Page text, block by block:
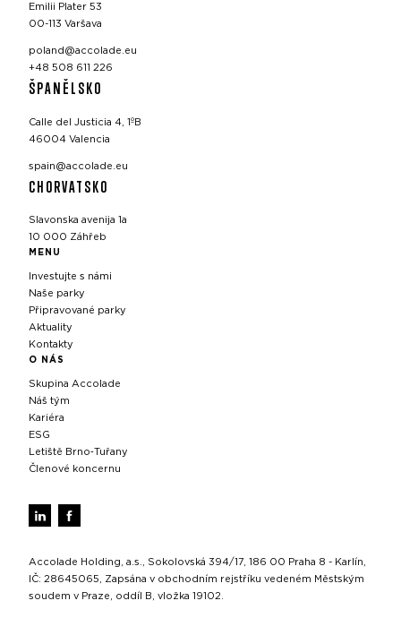
Emilii Plater 53
00-113 Varšava
poland@accolade.eu
+48 508 611 226
ŠPANĚLSKO
Calle del Justicia 4, 1ºB
46004 Valencia
spain@accolade.eu
CHORVATSKO
Slavonska avenija 1a
10 000 Záhřeb
MENU
Investujte s námi
Naše parky
Připravované parky
Aktuality
Kontakty
O NÁS
Skupina Accolade
Náš tým
Kariéra
ESG
Letiště Brno‑Tuřany
Členové koncernu
Accolade Holding, a.s., Sokolovská 394/17, 186 00 Praha 8 - Karlín,
IČ: 28645065, Zapsána v obchodním rejstříku vedeném Městským
soudem v Praze, oddíl B, vložka 19102.